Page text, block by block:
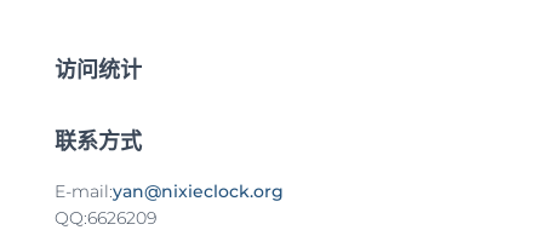
访问统计
联系方式
E-mail:yan@nixieclock.org
QQ:6626209